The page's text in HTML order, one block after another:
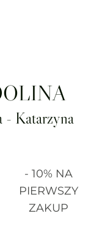
- Katarzyna
- 10% NA
PIERWSZY
ZAKUP